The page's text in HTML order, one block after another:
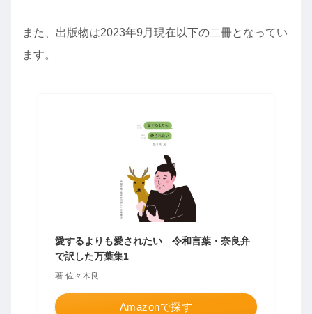
また、出版物は2023年9月現在以下の二冊となってい
ます。
愛するよりも愛されたい 令和言葉・奈良弁
で訳した万葉集1
著:佐々木良
Amazonで探す